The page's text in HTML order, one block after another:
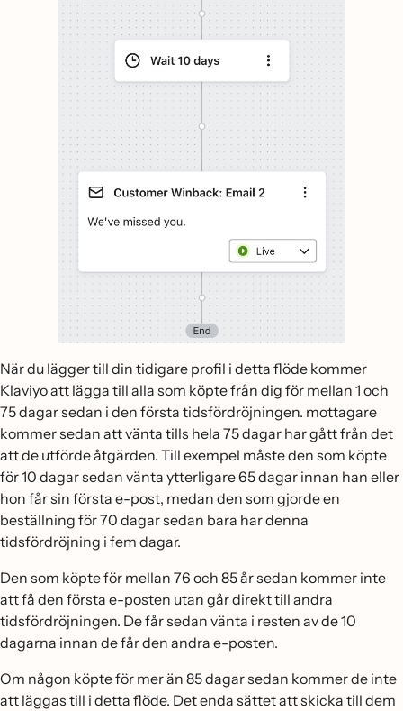
När du lägger till din tidigare profil i detta flöde kommer
Klaviyo att lägga till alla som köpte från dig för mellan 1 och
75 dagar sedan i den första tidsfördröjningen. mottagare
kommer sedan att vänta tills hela 75 dagar har gått från det
att de utförde åtgärden. Till exempel måste den som köpte
för 10 dagar sedan vänta ytterligare 65 dagar innan han eller
hon får sin första e-post, medan den som gjorde en
beställning för 70 dagar sedan bara har denna
tidsfördröjning i fem dagar.
Den som köpte för mellan 76 och 85 år sedan kommer inte
att få den första e-posten utan går direkt till andra
tidsfördröjningen. De får sedan vänta i resten av de 10
dagarna innan de får den andra e-posten.
Om någon köpte för mer än 85 dagar sedan kommer de inte
att läggas till i detta flöde. Det enda sättet att skicka till dem